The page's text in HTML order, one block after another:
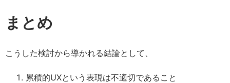
まとめ
こうした検討から導かれる結論として、
累積的UXという表現は不適切であること